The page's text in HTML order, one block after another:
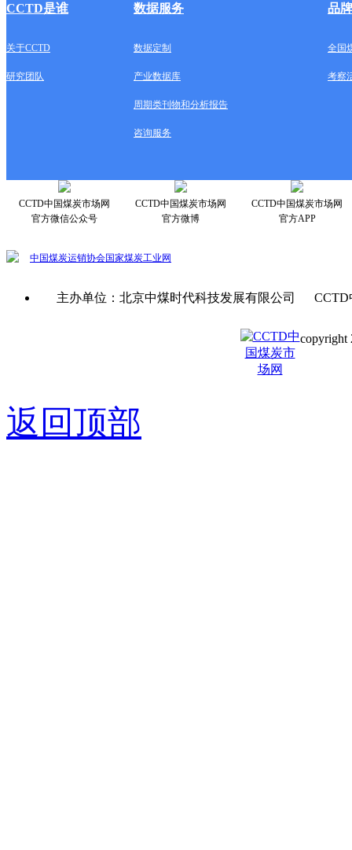
CCTD是谁 数据服务 品
关于CCTD 数据定制 全国
研究团队 产业数据库 考察
周期类刊物和分析报告
咨询服务
CCTD中国煤炭市场网
官方微信公众号
CCTD中国煤炭市场网
官方微博
CCTD中国煤炭市场网
官方APP
中国煤炭运销协会国家煤炭工业网
主办单位：北京中煤时代科技发展有限公司
copyright
返回顶部